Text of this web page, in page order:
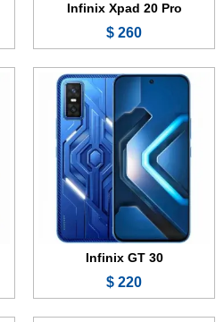
Infinix Xpad 20 Pro
260 $
Infinix GT 30
220 $
الذاكرة:
الرام: 8 جيجابايت
الكاميرا:50 + 0.3 ميجابكسل
المعالج:Mediatek Helio G200
البطارية والشحن السريع:5160 مللي أمبير - 45 واط
عرض الموصفات ←